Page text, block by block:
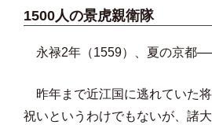
1500人の景虎親衛隊
永禄2年（1559）、夏の京都──
昨年まで近江国に逃れていた
祝いというわけでもないが、諸